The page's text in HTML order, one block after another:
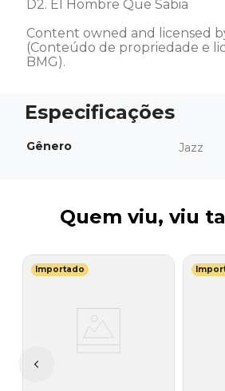
D2. El Hombre Que Sabia
Content owned and licensed
(Conteúdo de propriedade e
BMG).
Gênero Jazz
Quem viu, viu
Importado